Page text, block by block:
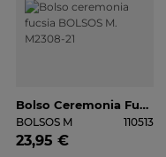
Bolso Ceremonia Fucsia BOLSOS M. M2308-21
BOLSOS M 110513
23,95 €